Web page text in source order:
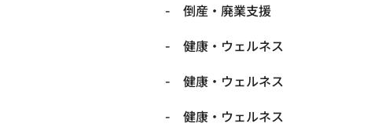
倒産・廃業支援
健康・ウェルネス
健康・ウェルネス
健康・ウェルネス